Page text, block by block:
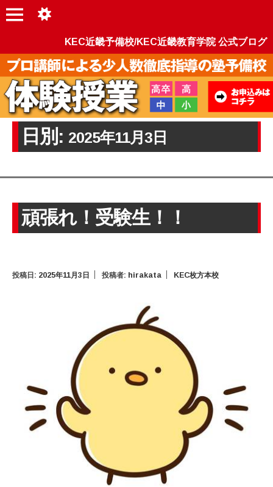
KEC近畿予備校/KEC近畿教育学院 公式ブログ
日別: 2025年11月3日
頑張れ！受験生！！
投稿日: 2025年11月3日 投稿者: hirakata KEC枚方本校